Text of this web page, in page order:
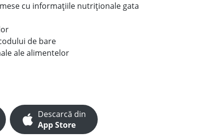
cu informațiile nutriționale gata
de bare
ale alimentelor
Descarcă din
App Store